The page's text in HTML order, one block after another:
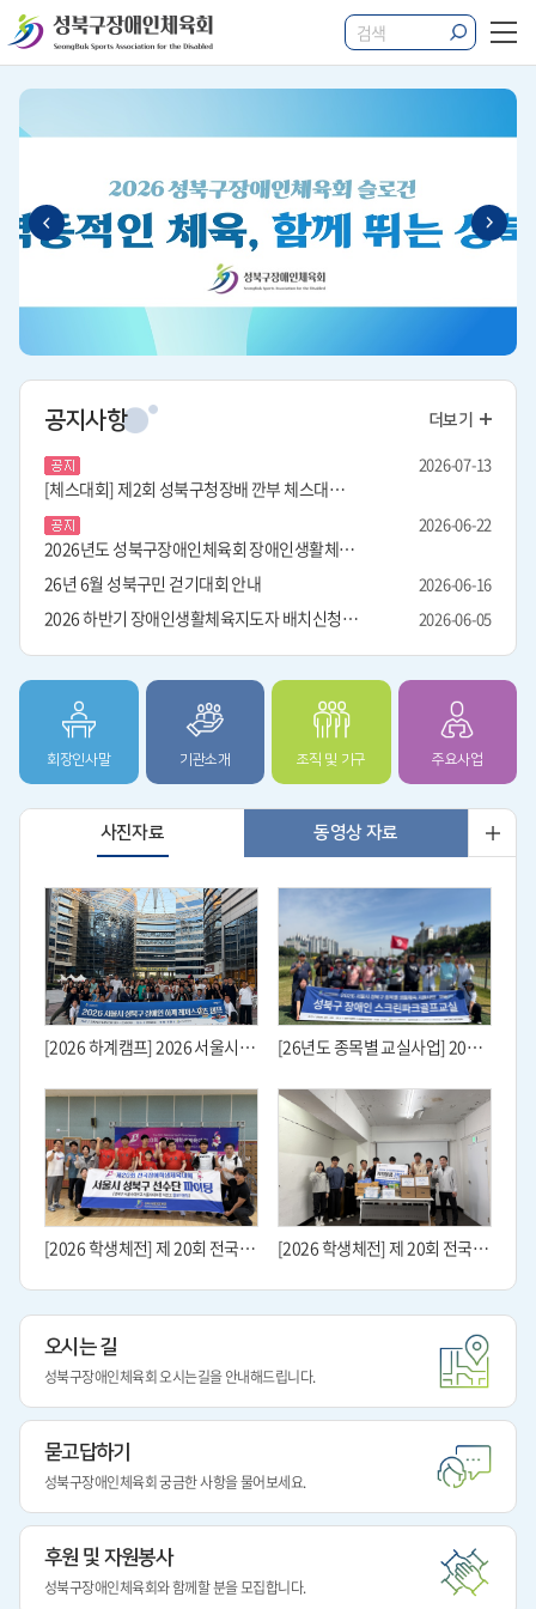
공지사항
[체스대회] 제2회 성북구청장배 깐부 체스대회 참가 안내
2026-07-13
2026년도 성북구장애인체육회 장애인생활체육지도자 하반기 배치단체 안내
2026-06-22
26년 6월 성북구민 걷기대회 안내 2026-06-16
2026 하반기 장애인생활체육지도자 배치신청 안내 2026-06-05
더보기
회장인사말 기관소개 조직 및 기구 주요사업
사진자료 동영상 자료
[2026 하계캠프] 2026 서울시 성북구 장애인 하계 레저스포츠 캠프 [26년도 종목별 교실사업] 2026 성북구 종목별 생활체육 지원사업 스크린파크골프교실 야외수업 진행
[2026 학생체전] 제 20회 전국장애학생체육대회 (종목:플로어볼) [2026 학생체전] 제 20회 전국장애학생체육대회 지원물품 전달식
오시는 길
성북구장애인체육회오시는길을 안내해드립니다.
묻고답하기
성북구장애인체육회궁금한 사항을 물어보세요.
후원 및 자원봉사
성북구장애인체육회와함께할 분을 모집합니다.